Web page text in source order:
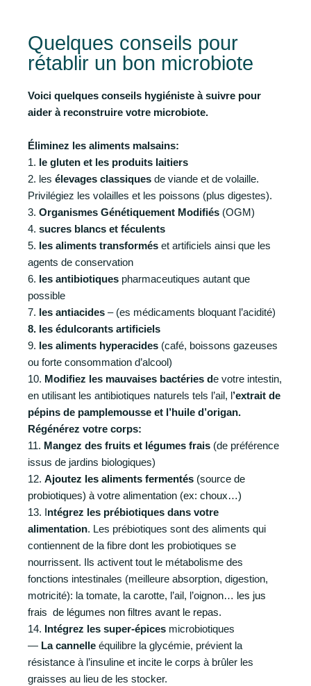
Quelques conseils pour
rétablir un bon microbiote
Voici quelques conseils hygiéniste à suivre pour
aider à reconstruire votre microbiote.
Éliminez les aliments malsains:
1. le gluten et les produits laitiers
2. les élevages classiques de viande et de volaille.
Privilégiez les volailles et les poissons (plus digestes).
3. Organismes Génétiquement Modifiés (OGM)
4. sucres blancs et féculents
5. les aliments transformés et artificiels ainsi que les
agents de conservation
6. les antibiotiques pharmaceutiques autant que
possible
7. les antiacides – (es médicaments bloquant l’acidité)
8. les édulcorants artificiels
9. les aliments hyperacides (café, boissons gazeuses
ou forte consommation d’alcool)
10. Modifiez les mauvaises bactéries de votre intestin,
en utilisant les antibiotiques naturels tels l’ail, l ’extrait de
pépins de pamplemousse et l’huile d’origan.
Régénérez votre corps:
11. Mangez des fruits et légumes frais (de préférence
issus de jardins biologiques)
12. Ajoutez les aliments fermentés (source de
probiotiques) à votre alimentation (ex: choux…)
13. I ntégrez les prébiotiques dans votre
alimentation. Les prébiotiques sont des aliments qui
contiennent de la fibre dont les probiotiques se
nourrissent. Ils activent tout le métabolisme des
fonctions intestinales (meilleure absorption, digestion,
motricité): la tomate, la carotte, l’ail, l’oignon… les jus
frais de légumes non filtres avant le repas.
14. Intégrez les super-épices microbiotiques
— La cannelle équilibre la glycémie, prévient la
résistance à l’insuline et incite le corps à brûler les
graisses au lieu de les stocker.